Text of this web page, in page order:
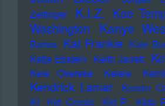
Zeltinger
K.I.Z. Kae
Washington
Kanye
Bartos Kat Frankie Kate
Katja Ebstein Keith Jarrett
Kele Okereke Kelela
Kendrick Lamar Kerstin
KI
KId Creole KId P. KIda